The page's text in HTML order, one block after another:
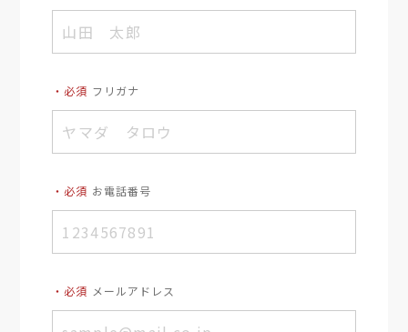
・必須 フリガナ
・必須 お電話番号
・必須 メールアドレス